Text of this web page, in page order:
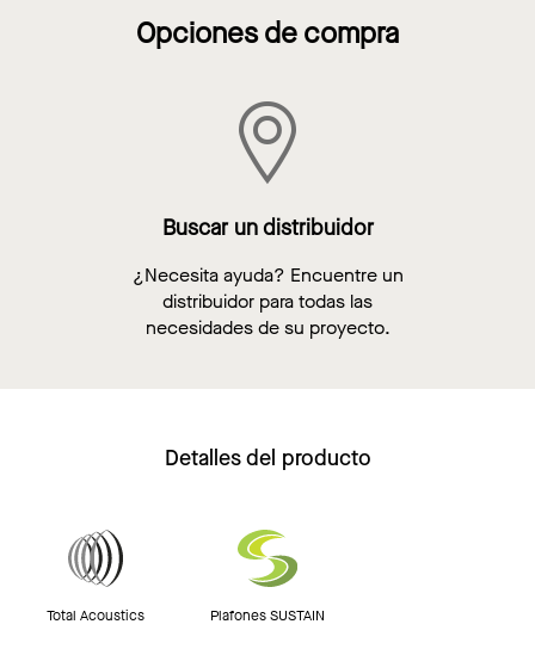
Opciones de compra
Buscar un distribuidor
¿Necesita ayuda? Encuentre un
distribuidor para todas las
necesidades de su proyecto.
Detalles del producto
Total Acoustics Plafones SUSTAIN